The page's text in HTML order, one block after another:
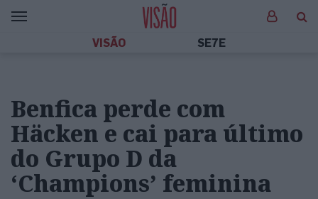
VISÃO SE7E
Benfica perde com
Häcken e cai para último
do Grupo D da
‘Champions’ feminina